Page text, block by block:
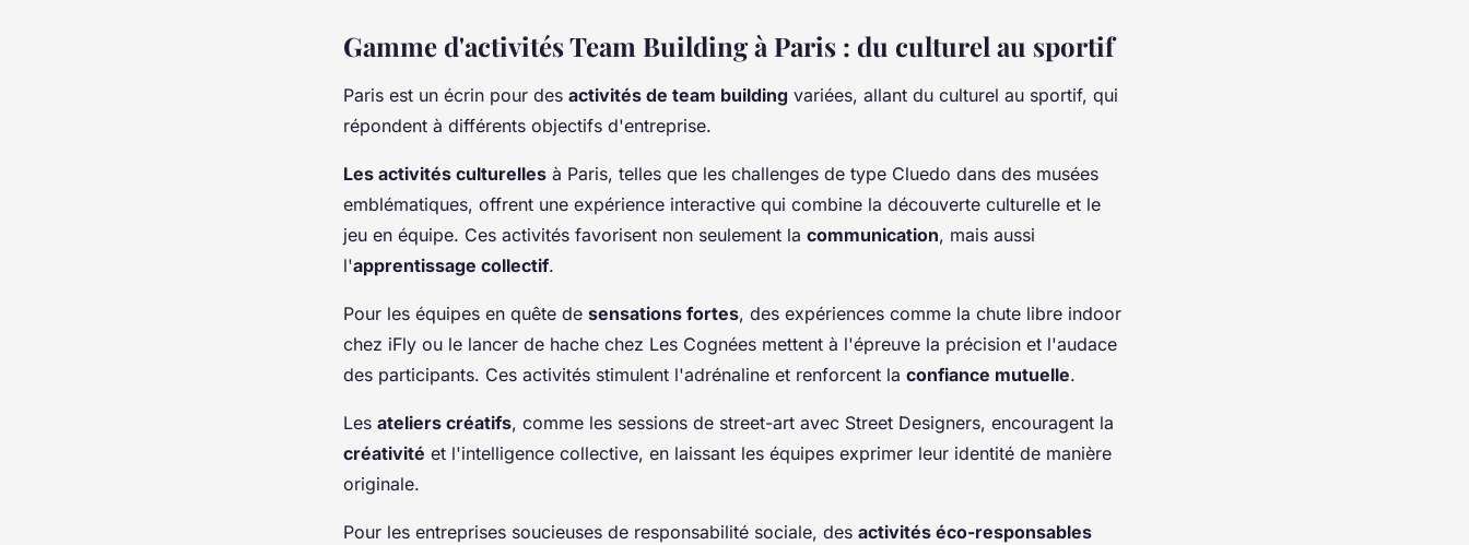
Gamme d'activités Team Building à Paris : du culturel au sportif
Paris est un écrin pour des activités de team building variées, allant du culturel au sportif, qui
répondent à différents objectifs d'entreprise.
Les activités culturelles à Paris, telles que les challenges de type Cluedo dans des musées
emblématiques, offrent une expérience interactive qui combine la découverte culturelle et le
jeu en équipe. Ces activités favorisent non seulement la communication, mais aussi
l'apprentissage collectif.
Pour les équipes en quête de sensations fortes, des expériences comme la chute libre indoor
chez iFly ou le lancer de hache chez Les Cognées mettent à l'épreuve la précision et l'audace
des participants. Ces activités stimulent l'adrénaline et renforcent la confiance mutuelle.
Les ateliers créatifs, comme les sessions de street-art avec Street Designers, encouragent la
créativité et l'intelligence collective, en laissant les équipes exprimer leur identité de manière
originale.
Pour les entreprises soucieuses de responsabilité sociale, des activités éco-responsables